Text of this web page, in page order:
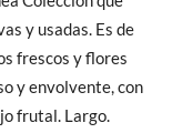
y usadas. Es de
frescos y flores
y envolvente, con
frutal. Largo.